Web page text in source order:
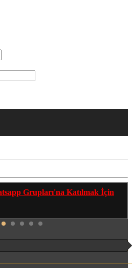
Grupları'na Katılmak İçin